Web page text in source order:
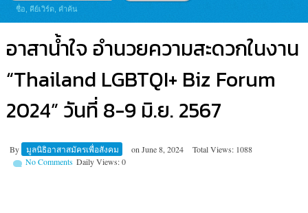
ชื่อ, คีย์เวิร์ด, คำค้น
อาสาน้ำใจ อำนวยความสะดวกในงาน
“Thailand LGBTQI+ Biz Forum
2024” วันที่ 8-9 มิ.ย. 2567
By มูลนิธิอาสาสมัครเพื่อสังคม on June 8, 2024
Total Views: 1088
Daily Views: 0
No Comments